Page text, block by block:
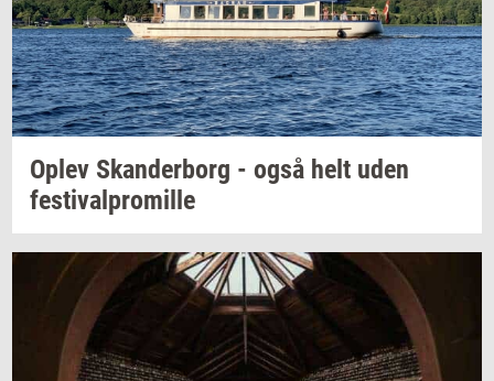
Oplev Skan­der­borg - også helt uden
festi­val­pro­mil­le